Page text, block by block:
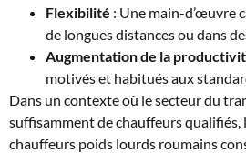
Flexibilité : Une main-d’œuvre
de longues distances ou dans
Augmentation de la
motivés et habitués aux
Dans un contexte où le secteur du
suffisamment de chauffeurs qualifiés,
chauffeurs poids lourds roumains